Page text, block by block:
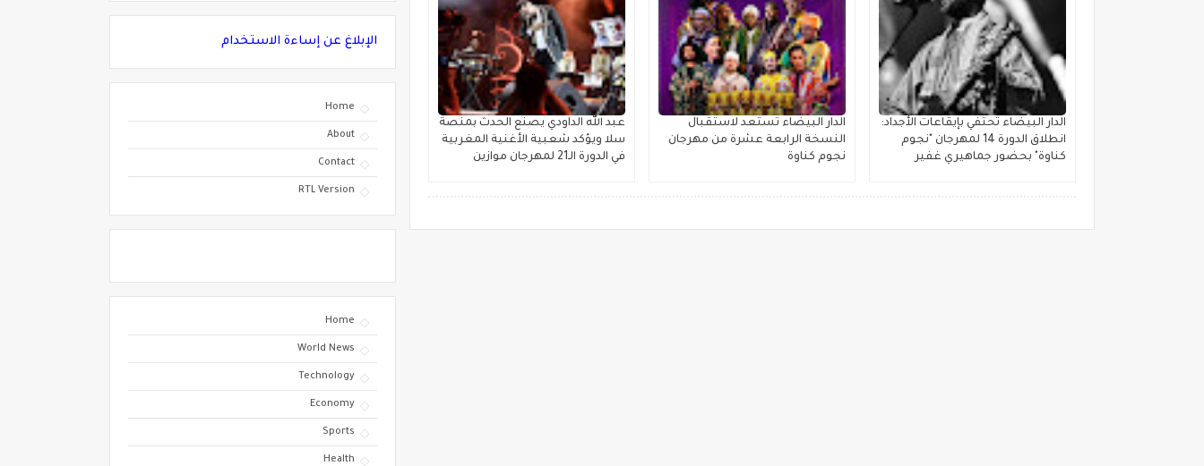
الدار البيضاء تحتفي بإيقاعات الأجداد:
انطلاق الدورة 14 لمهرجان "نجوم
كناوة" بحضور جماهيري غفير
الدار البيضاء تستعد لاستقبال
النسخة الرابعة عشرة من مهرجان
نجوم كناوة
عبد الله الداودي يصنع الحدث بمنصة
سلا ويؤكد شعبية الأغنية المغربية
في الدورة الـ21 لمهرجان موازين
الإبلاغ عن إساءة الاستخدام
Home
About
Contact
RTL Version
Home
World News
Technology
Economy
Sports
Health